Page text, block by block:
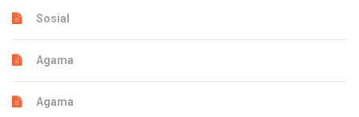
Sosial
Agama
Agama